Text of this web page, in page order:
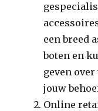
een breed
boten en
geven
jouw
Online